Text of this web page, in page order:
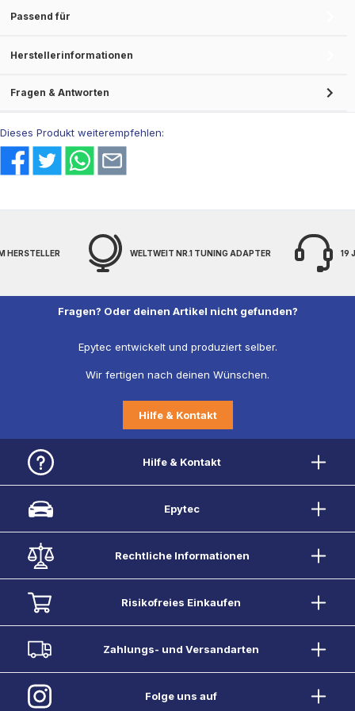
Passend für
Herstellerinformationen
Fragen & Antworten
Dieses Produkt weiterempfehlen:
HERSTELLER WELTWEIT NR.1 TUNING ADAPTER 19
Fragen? Oder deinen Artikel nicht gefunden?
Epytec entwickelt und produziert selber.
Wir fertigen nach deinen Wünschen.
Hilfe & Kontakt
Hilfe & Kontakt
Epytec
Rechtliche Informationen
Risikofreies Einkaufen
Zahlungs- und Versandarten
Folge uns auf